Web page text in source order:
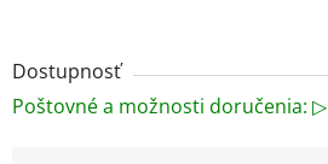
Dostupnosť
Poštovné a možnosti doručenia: ▷